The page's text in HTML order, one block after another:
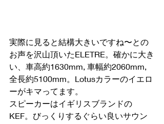
実際に見ると結構大きいですね〜との
お声を沢山頂いたELETRE。確かに大き
い、車高約1630mm, 車幅約2060mm,
全長約5100mm。Lotusカラーのイエロ
ーがキマってます。
スピーカーはイギリスブランドの
KEF。びっくりするぐらい良いサウン